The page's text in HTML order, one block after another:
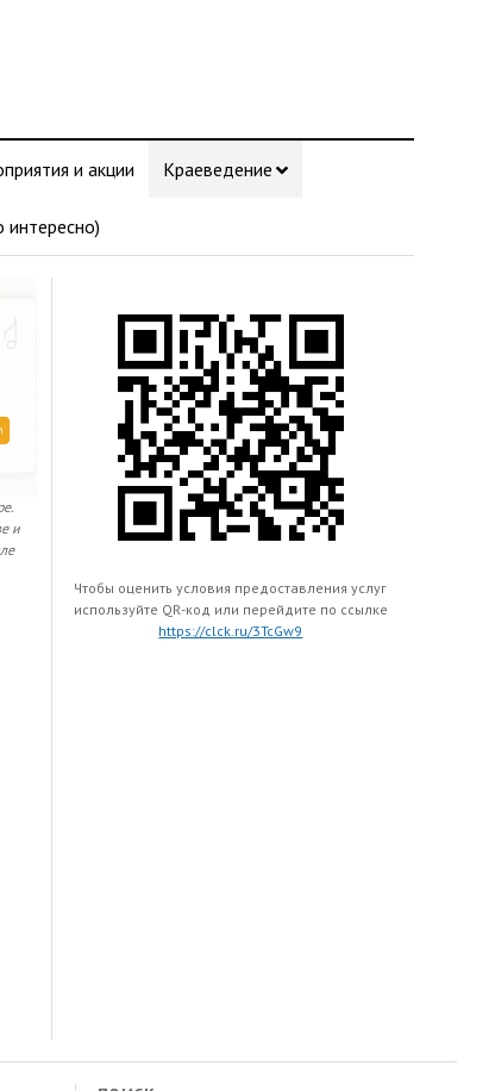
и акции Краеведение
интересно)
и
Чтобы оценить условия предоставления услуг
используйте QR-код или перейдите по ссылке
https://clck.ru/3TcGw9